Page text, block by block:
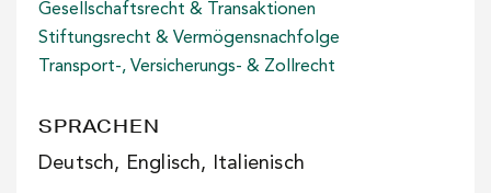
Gesellschaftsrecht & Transaktionen
Stiftungsrecht & Vermögensnachfolge
Transport-, Versicherungs- & Zollrecht
SPRACHEN
Deutsch, Englisch, Italienisch